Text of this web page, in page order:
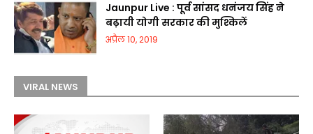
Jaunpur Live : पूर्व सांसद धनंजय सिंह ने
बढ़ायी योगी सरकार की मुश्किलें
अप्रैल 10, 2019
VIRAL NEWS